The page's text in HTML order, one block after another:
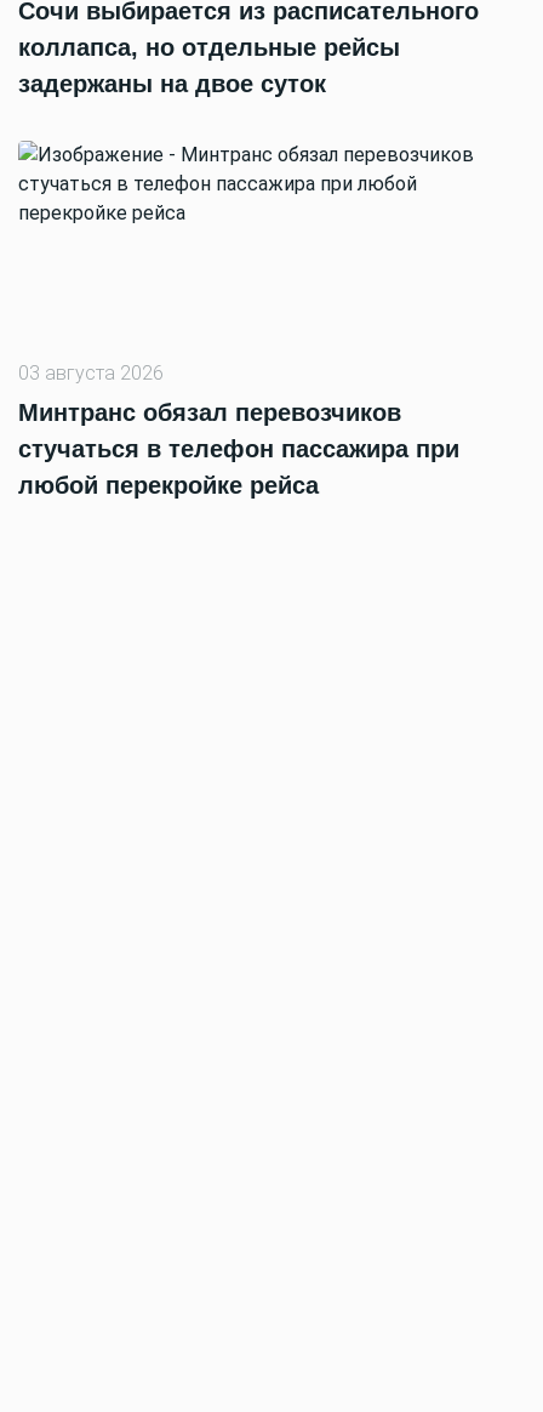
Сочи выбирается из расписательного
коллапса, но отдельные рейсы
задержаны на двое суток
03 августа 2026
Минтранс обязал перевозчиков
стучаться в телефон пассажира при
любой перекройке рейса